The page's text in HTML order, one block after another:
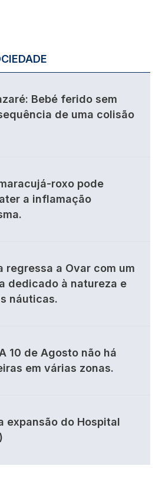
Bebé ferido sem
de uma colisão
roxo pode
a inflamação
regressa a Ovar com um
dedicado à natureza e
náuticas.
10 de Agosto não há
em várias zonas.
expansão do Hospital